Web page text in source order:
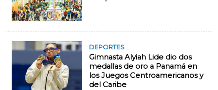
DEPORTES
Gimnasta Alyiah Lide dio dos
medallas de oro a Panamá en
los Juegos Centroamericanos y
del Caribe